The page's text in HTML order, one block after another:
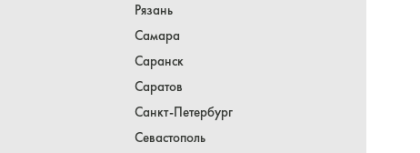
Рязань
Самара
Саранск
Саратов
Санкт-Петербург
Севастополь